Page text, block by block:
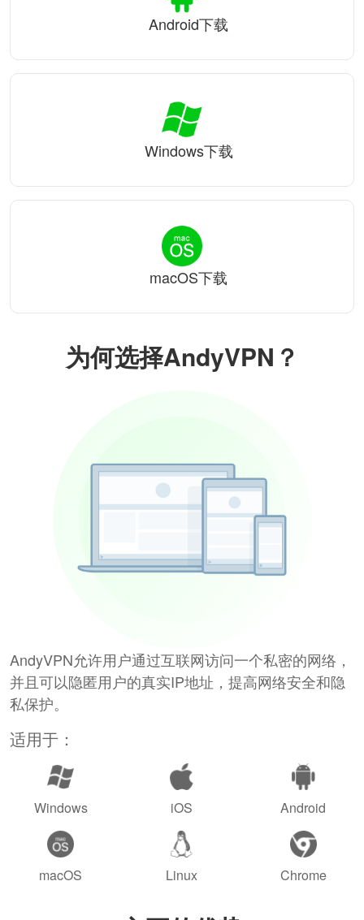
为何选择AndyVPN？
AndyVPN允许用户通过互联网访问一个私密的网络，
并且可以隐匿用户的真实IP地址，提高网络安全和隐
私保护。
适用于：
Windows iOS Android
macOS Linux Chrome
Android下载
Windows下载
macOS下载